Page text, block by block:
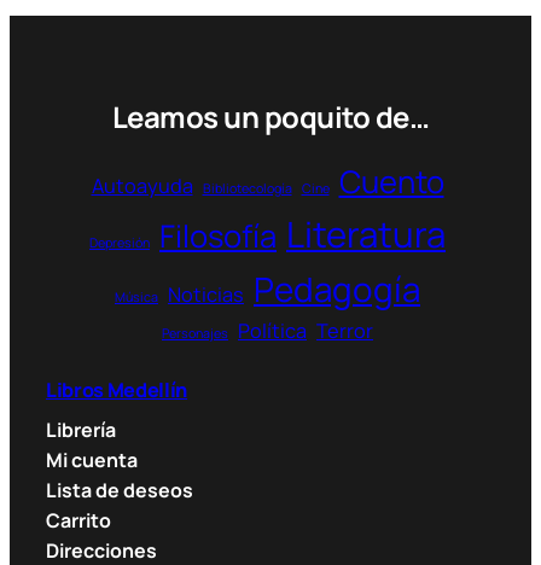
Las
pueden
elegir
la
página
de
producto
Leamos un poquito de…
Autoayuda Bibliotecología Cine Cuento
Depresión Filosofía Literatura
Música Noticias Pedagogía
Personajes Política Terror
Libros Medellín
Librería
Mi cuenta
Lista de deseos
Carrito
Direcciones